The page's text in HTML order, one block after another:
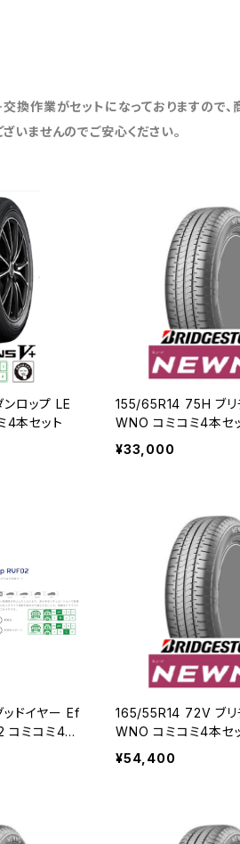
換作業がセットになっておりますので、
ませんのでご安心ください。
ロップ LE
4本セット
155/65R14 75H ブリ
WNO コミコミ4本セ
¥33,000
ミコミ4本
165/55R14 72V ブリ
WNO コミコミ4本セ
¥54,400